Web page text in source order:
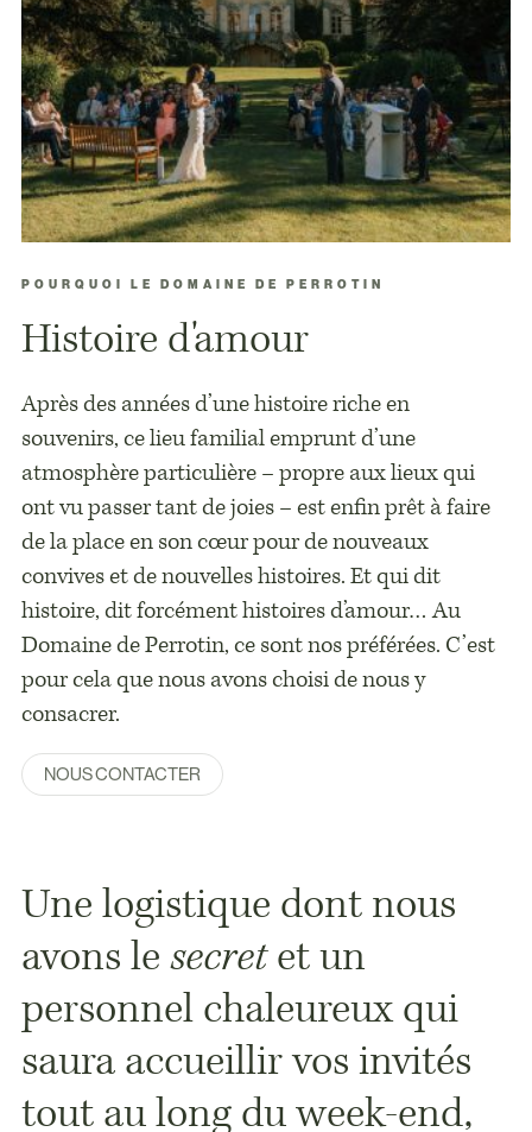
POURQUOI LE DOMAINE DE PERROTIN
Histoire d'amour
Après des années d’une histoire riche en
souvenirs, ce lieu familial emprunt d’une
atmosphère particulière – propre aux lieux qui
ont vu passer tant de joies – est enfin prêt à faire
de la place en son cœur pour de nouveaux
convives et de nouvelles histoires. Et qui dit
histoire, dit forcément histoires d’amour… Au
Domaine de Perrotin, ce sont nos préférées. C’est
pour cela que nous avons choisi de nous y
consacrer.
NOUS CONTACTER
Une logistique dont nous
avons le secretet un
personnel chaleureux qui
saura accueillir vos invités
tout au long du week-end,